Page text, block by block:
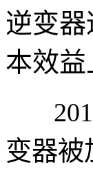
逆变
本效益
2013
变器被